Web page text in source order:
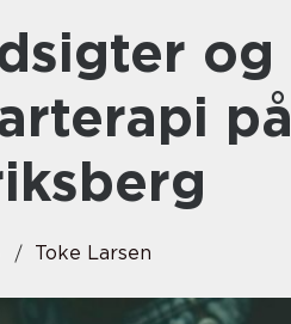
på
Toke Larsen